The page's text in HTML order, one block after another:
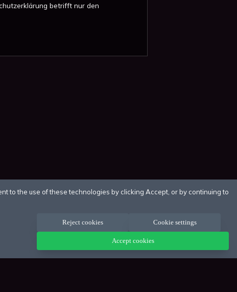
to the use of these technologies by clicking Accept, or by continuing to
Reject cookies Cookie settings
Accept cookies
betrifft nur den